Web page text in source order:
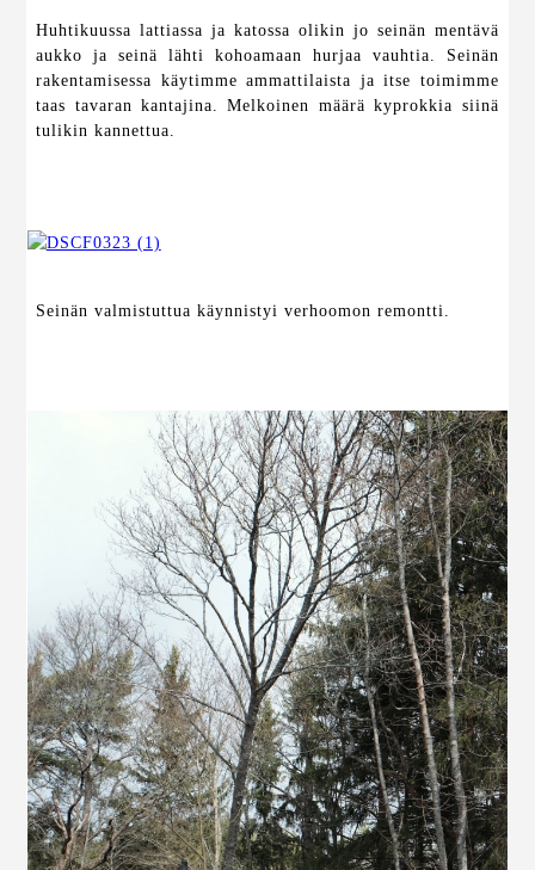
Huhtikuussa lattiassa ja katossa olikin jo seinän mentävä
aukko ja seinä lähti kohoamaan hurjaa vauhtia. Seinän
rakentamisessa käytimme ammattilaista ja itse toimimme
taas tavaran kantajina. Melkoinen määrä kyprokkia siinä
tulikin kannettua.
Seinän valmistuttua käynnistyi verhoomon remontti.